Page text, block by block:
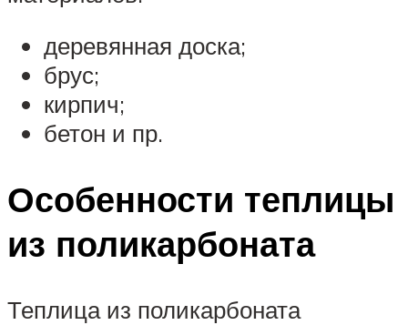
деревянная доска;
брус;
кирпич;
бетон и пр.
Особенности теплицы
из поликарбоната
Теплица из поликарбоната